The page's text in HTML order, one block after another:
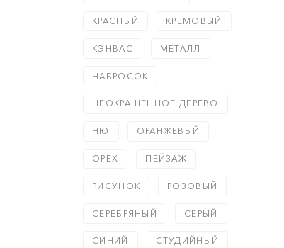
КРАСНЫЙ КРЕМОВЫЙ
КЭНВАС МЕТАЛЛ
НАБРОСОК
НЕОКРАШЕННОЕ ДЕРЕВО
НЮ ОРАНЖЕВЫЙ
ОРЕХ ПЕЙЗАЖ
РИСУНОК РОЗОВЫЙ
СЕРЕБРЯНЫЙ СЕРЫЙ
СИНИЙ СТУДИЙНЫЙ